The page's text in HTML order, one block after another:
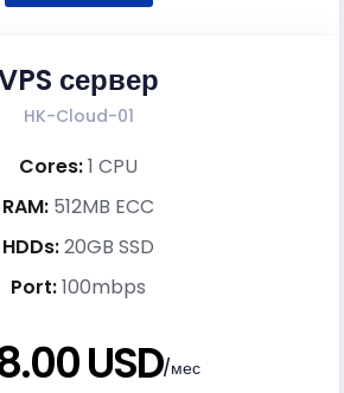
сервер
HK-Cloud-01
Cores:1 CPU
RAM: 512MB ECC
HDDs:20GB SSD
Port:100mbps
USD/мес